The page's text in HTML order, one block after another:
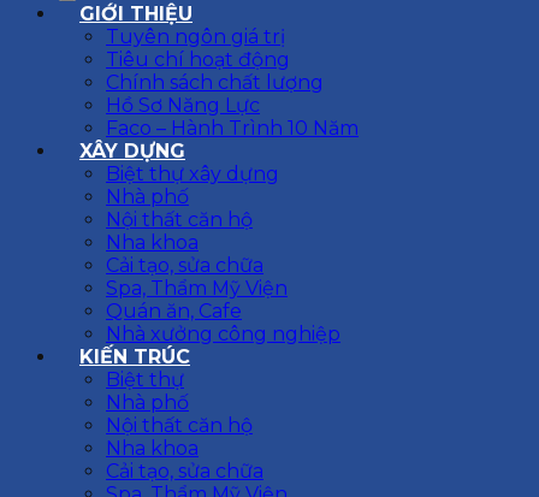
GIỚI THIỆU
Tuyên ngôn giá trị
Tiêu chí hoạt động
Chính sách chất lượng
Hồ Sơ Năng Lực
Faco – Hành Trình 10 Năm
XÂY DỰNG
Biệt thự xây dựng
Nhà phố
Nội thất căn hộ
Nha khoa
Cải tạo, sửa chữa
Spa, Thẩm Mỹ Viện
Quán ăn, Cafe
Nhà xưởng công nghiệp
KIẾN TRÚC
Biệt thự
Nhà phố
Nội thất căn hộ
Nha khoa
Cải tạo, sửa chữa